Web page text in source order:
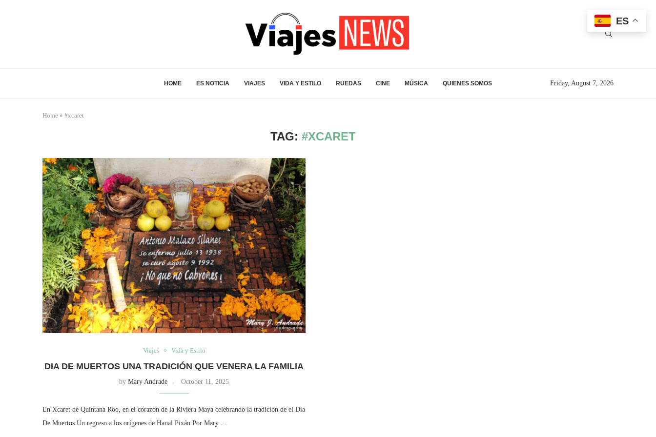
HOME ES NOTICIA VIAJES VIDA Y ESTILO RUEDAS CINE MÚSICA QUIENES SOMOS Friday, August 7, 2026
Home » #xcaret
TAG: #XCARET
Viajes Vida y Estilo
DIA DE MUERTOS UNA TRADICIÓN QUE VENERA LA FAMILIA
byMary Andrade October 11, 2025
En Xcaret de Quintana Roo, en el corazón de la Riviera Maya celebrando la tradición de el Dia
De Muertos Un regreso a los orígenes de Hanal Pixán Por Mary …
ES